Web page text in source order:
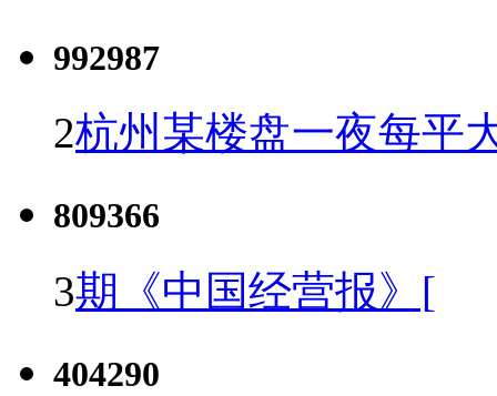
992987
2杭州某楼盘一夜每平
809366
3期《中国经营报》[
404290